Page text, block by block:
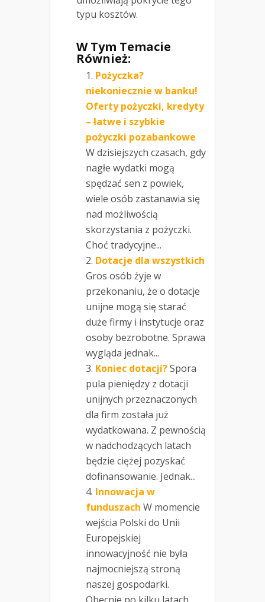
typu kosztów.
W Tym Temacie
Również:
Pożyczka?
niekoniecznie w banku!
Oferty pożyczki, kredyty
– łatwe i szybkie
pożyczki pozabankowe
W dzisiejszych czasach, gdy
nagłe wydatki mogą
spędzać sen z powiek,
wiele osób zastanawia się
nad możliwością
skorzystania z pożyczki.
Choć tradycyjne...
Dotacje dla wszystkich
Gros osób żyje w
przekonaniu, że o dotacje
unijne mogą się starać
duże firmy i instytucje oraz
osoby bezrobotne. Sprawa
wygląda jednak...
Koniec dotacji?Spora
pula pieniędzy z dotacji
unijnych przeznaczonych
dla firm została już
wydatkowana. Z pewnością
w nadchodzących latach
będzie ciężej pozyskać
dofinansowanie. Jednak...
Innowacja w
funduszach W momencie
wejścia Polski do Unii
Europejskiej
innowacyjność nie była
najmocniejszą stroną
naszej gospodarki.